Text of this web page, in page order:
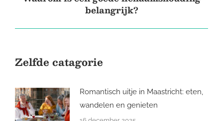
Next
post:
belangrijk?
Zelfde catagorie
Romantisch uitje in Maastricht: eten,
wandelen en genieten